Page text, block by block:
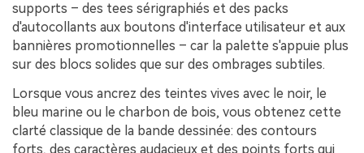
supports – des tees sérigraphiés et des packs
d'autocollants aux boutons d'interface utilisateur et aux
bannières promotionnelles – car la palette s'appuie plus
sur des blocs solides que sur des ombrages subtiles.
Lorsque vous ancrez des teintes vives avec le noir, le
bleu marine ou le charbon de bois, vous obtenez cette
clarté classique de la bande dessinée: des contours
forts, des caractères audacieux et des points forts qui